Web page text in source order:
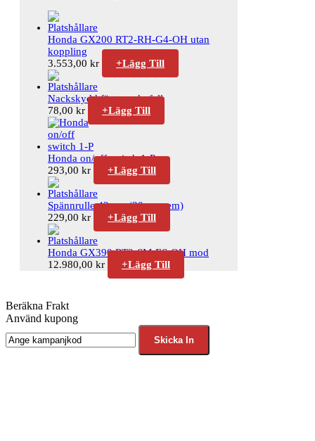
Honda GX200 RT2-RH-G4-OH utan
koppling
3.553,00 kr +Lägg Till
Nackskydd fäste underfall
78,00 kr +Lägg Till
Honda on/off switch 1-P
293,00 kr +Lägg Till
Spännrulle 42mm (30mm rem)
229,00 kr +Lägg Till
Honda GX390 RT2-SM-ES-OH mod
12.980,00 kr +Lägg Till
Beräkna Frakt
Använd kupong
Skicka In